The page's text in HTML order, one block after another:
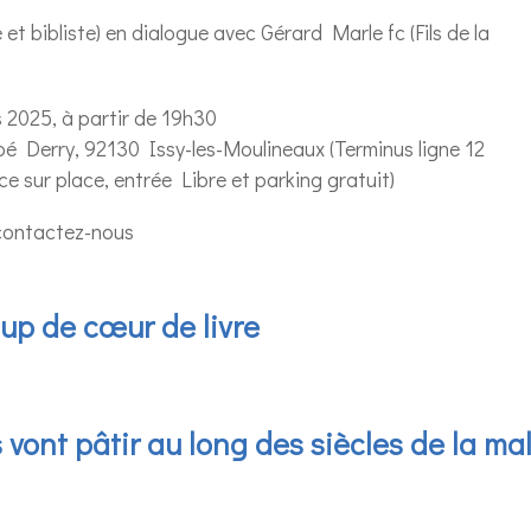
bibliste) en dialogue avec Gérard Marle fc (Fils de la
2025, à partir de 19h30
Derry, 92130 Issy-les-Moulineaux (Terminus ligne 12
sur place, entrée Libre et parking gratuit)
nous
de cœur de livre
vont pâtir au long des siècles de la